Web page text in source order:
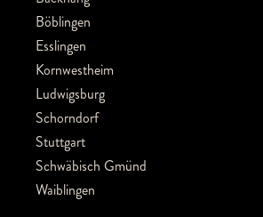
Böblingen
Esslingen
Kornwestheim
Ludwigsburg
Schorndorf
Stuttgart
Schwäbisch Gmünd
Waiblingen